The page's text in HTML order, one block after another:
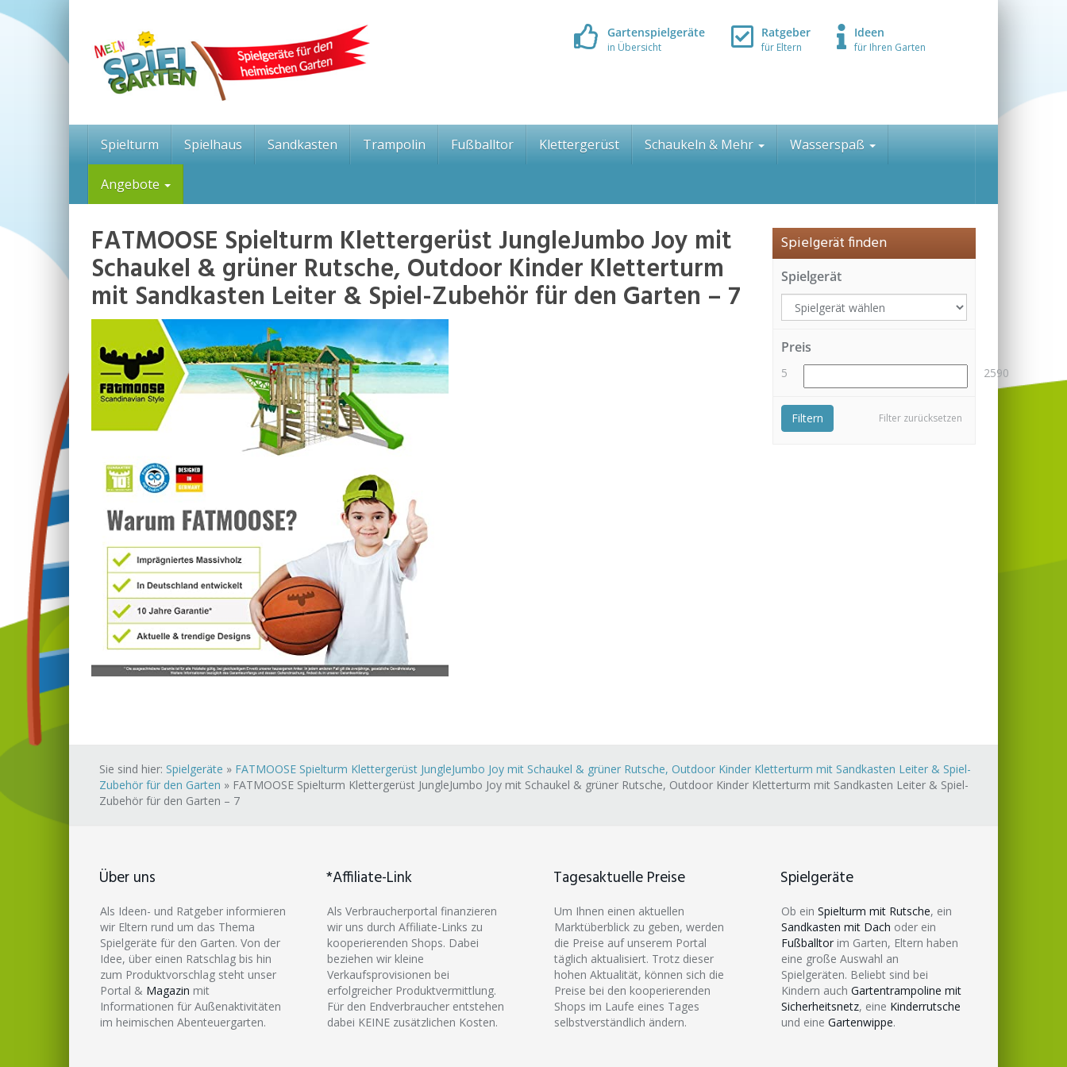
Skip
Gartenspielgeräte
in Übersicht
Ratgeber
für Eltern
Ideen
für Ihren Garten
Spielturm Spielhaus Sandkasten Trampolin Fußballtor Klettergerüst Schaukeln & Mehr Wasserspaß
Angebote
FATMOOSE Spielturm Klettergerüst JungleJumbo Joy mit
Schaukel & grüner Rutsche, Outdoor Kinder Kletterturm
mit Sandkasten Leiter & Spiel-Zubehör für den Garten – 7
Spielgerät finden
Spielgerät
Preis
5 2590
Filter zurücksetzen
Filtern
Sie sind hier: Spielgeräte » FATMOOSE Spielturm Klettergerüst JungleJumbo Joy mit Schaukel & grüner Rutsche, Outdoor Kinder Kletterturm mit Sandkasten Leiter & Spiel-
Zubehör für den Garten » FATMOOSE Spielturm Klettergerüst JungleJumbo Joy mit Schaukel & grüner Rutsche, Outdoor Kinder Kletterturm mit Sandkasten Leiter & Spiel-
Zubehör für den Garten – 7
Über uns
Als Ideen- und Ratgeber informieren
wir Eltern rund um das Thema
Spielgeräte für den Garten. Von der
Idee, über einen Ratschlag bis hin
zum Produktvorschlag steht unser
Portal & Magazin mit
Informationen für Außenaktivitäten
im heimischen Abenteuergarten.
*Affiliate-Link
Als Verbraucherportal finanzieren
wir uns durch Affiliate-Links zu
kooperierenden Shops. Dabei
beziehen wir kleine
Verkaufsprovisionen bei
erfolgreicher Produktvermittlung.
Für den Endverbraucher entstehen
dabei KEINE zusätzlichen Kosten.
Tagesaktuelle Preise
Um Ihnen einen aktuellen
Marktüberblick zu geben, werden
die Preise auf unserem Portal
täglich aktualisiert. Trotz dieser
hohen Aktualität, können sich die
Preise bei den kooperierenden
Shops im Laufe eines Tages
selbstverständlich ändern.
Spielgeräte
Ob ein Spielturm mit Rutsche, ein
Sandkasten mit Dach oder ein
Fußballtor im Garten, Eltern haben
eine große Auswahl an
Spielgeräten. Beliebt sind bei
Kindern auch Gartentrampoline mit
Sicherheitsnetz, eine Kinderrutsche
und eine Gartenwippe.